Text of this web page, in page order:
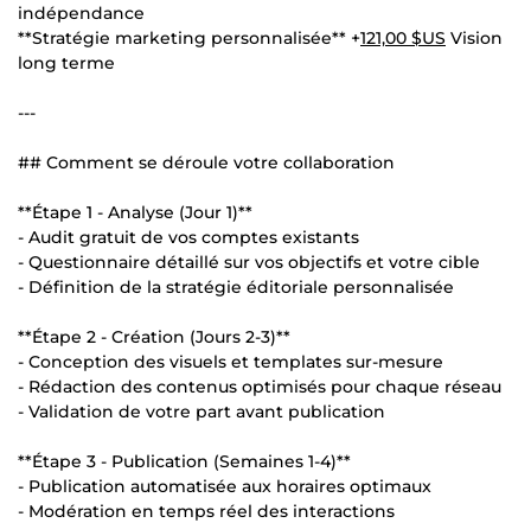
indépendance
**Stratégie marketing personnalisée** +121,00 $US Vision
long terme
---
## Comment se déroule votre collaboration
**Étape 1 - Analyse (Jour 1)**
- Audit gratuit de vos comptes existants
- Questionnaire détaillé sur vos objectifs et votre cible
- Définition de la stratégie éditoriale personnalisée
**Étape 2 - Création (Jours 2-3)**
- Conception des visuels et templates sur-mesure
- Rédaction des contenus optimisés pour chaque réseau
- Validation de votre part avant publication
**Étape 3 - Publication (Semaines 1-4)**
- Publication automatisée aux horaires optimaux
- Modération en temps réel des interactions